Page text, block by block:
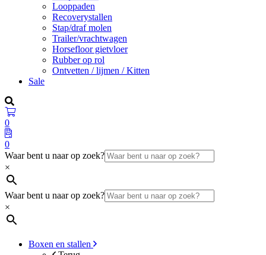
Looppaden
Recoverystallen
Stap/draf molen
Trailer/vrachtwagen
Horsefloor gietvloer
Rubber op rol
Ontvetten / lijmen / Kitten
Sale
0
0
Waar bent u naar op zoek?
×
Waar bent u naar op zoek?
×
Boxen en stallen